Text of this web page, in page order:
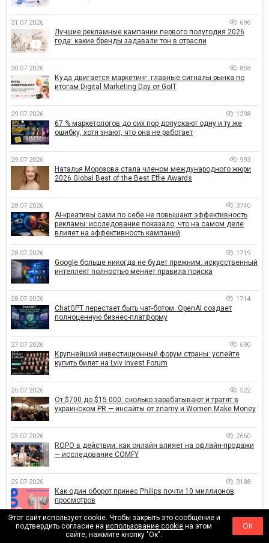
31.07.2026 696
Лучшие рекламные кампании первого полугодия 2026
года: какие бренды задавали тон в отрасли
30.07.2026 858
Куда двигается маркетинг: главные сигналы рынка по
итогам Digital Marketing Day от GoIT
29.07.2026 1298
67 % маркетологов до сих пор допускают одну и ту же
ошибку, хотя знают, что она не работает
29.07.2026 993
Наталья Морозова стала членом международного жюри
2026 Global Best of the Best Effie Awards
28.07.2026 3740
AI-креативы сами по себе не повышают эффективность
рекламы: исследование показало, что на самом деле
влияет на эффективность кампаний
28.07.2026 1719
Google больше никогда не будет прежним: искусственный
интеллект полностью меняет правила поиска
28.07.2026 1714
ChatGPT перестает быть чат-ботом. OpenAI создает
полноценную бизнес-платформу
27.07.2026 690
Крупнейший инвестиционный форум страны: успейте
купить билет на Lviv Invest Forum
26.07.2026 522
От $700 до $15 000: сколько зарабатывают и тратят в
украинском PR — инсайты от znamy и Women Make Money
25.07.2026 2660
ROPO в действии: как онлайн влияет на офлайн-продажи
— исследование COMFY
25.07.2026 3188
Как один оборот принес Philips почти 10 миллионов
просмотров
24.07.2026 2002
От Львова до Харькова: Glovo Academy масштабирует
Этот сайт использует cookie. Чтобы закрыть это сообщение и
подтвердить согласие наиспользование cookie на этом
сайте, нажмите кнопку "Ок".
ОК